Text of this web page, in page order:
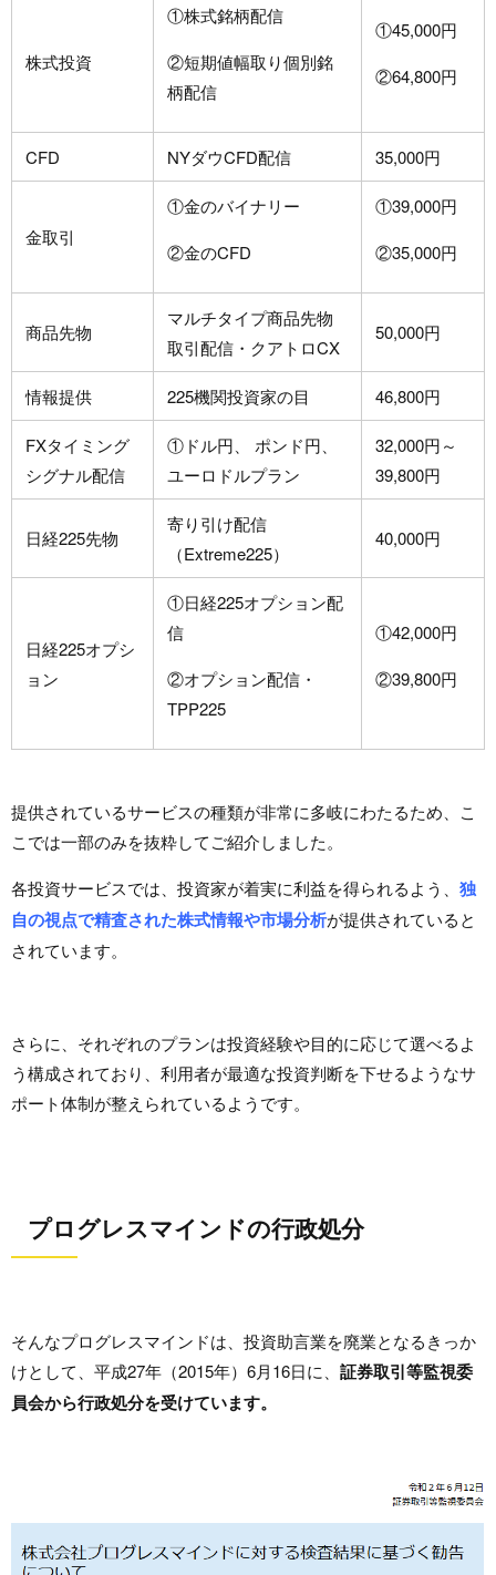
株式投資
①株式銘柄配信
②短期値幅取り個別銘
柄配信
①45,000円
②64,800円
CFD NYダウCFD配信 35,000円
金取引
①金のバイナリー
②金のCFD
①39,000円
②35,000円
商品先物
マルチタイプ商品先物
取引配信・クアトロCX
50,000円
情報提供 225機関投資家の目 46,800円
FXタイミング
シグナル配信
①ドル円、 ポンド円、
ユーロドルプラン
32,000円～
39,800円
日経225先物
寄り引け配信
（Extreme225）
40,000円
日経225オプシ
ョン
①日経225オプション配
信
②オプション配信・
TPP225
①42,000円
②39,800円
提供されているサービスの種類が非常に多岐にわたるため、こ
こでは一部のみを抜粋してご紹介しました。
各投資サービスでは、投資家が着実に利益を得られるよう、 独
自の視点で精査された株式情報や市場分析が提供されていると
されています。
さらに、それぞれのプランは投資経験や目的に応じて選べるよ
う構成されており、利用者が最適な投資判断を下せるようなサ
ポート体制が整えられているようです。
プログレスマインドの行政処分
そんなプログレスマインドは、投資助言業を廃業となるきっか
けとして、平成27年（2015年）6月16日に、 証券取引等監視委
員会から行政処分を受けています。